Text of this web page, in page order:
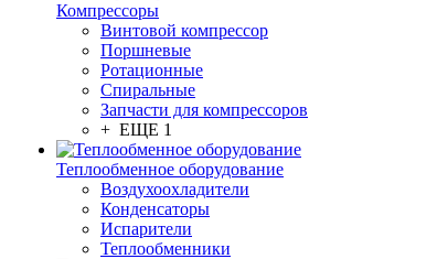
Компрессоры
Винтовой компрессор
Поршневые
Ротационные
Спиральные
Запчасти для компрессоров
+ ЕЩЕ 1
Теплообменное оборудование
Воздухоохладители
Конденсаторы
Испарители
Теплообменники